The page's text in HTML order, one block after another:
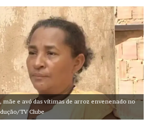
mãe e avó das vítimas de arroz envenenado no
TV Clube